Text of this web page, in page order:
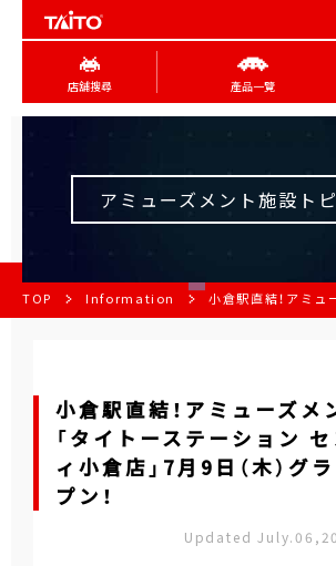
店舖搜尋 產品一覽
アミューズメント施設ト
TOP Information 小倉駅直結！アミュ
小倉駅直結！アミューズメ
「タイトーステーション
ィ小倉店」7月9日（木）グ
プン！
Updated